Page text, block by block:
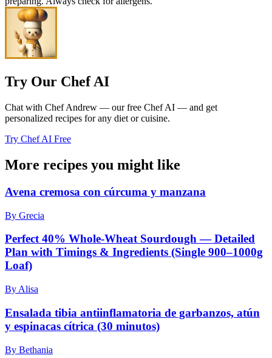
Try Our Chef AI
Chat with Chef Andrew — our free Chef AI — and get
personalized recipes for any diet or cuisine.
Try Chef AI Free
More recipes you might like
Avena cremosa con cúrcuma y manzana
By Grecia
Perfect 40% Whole‑Wheat Sourdough — Detailed
Plan with Timings & Ingredients (Single 900–1000g
Loaf)
By Alisa
Ensalada tibia antiinflamatoria de garbanzos, atún
y espinacas cítrica (30 minutos)
By Bethania